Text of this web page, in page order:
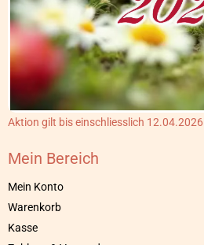
Aktion gilt bis einschliesslich 12.04.2026
Mein Bereich
Mein Konto
Warenkorb
Kasse